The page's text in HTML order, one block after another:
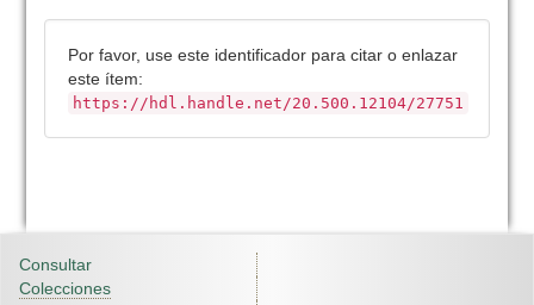
Por favor, use este identificador para citar o enlazar
este ítem:
https://hdl.handle.net/20.500.12104/27751
Consultar
Colecciones